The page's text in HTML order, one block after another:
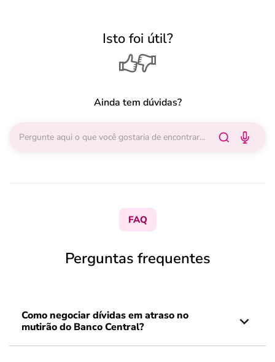
Isto foi útil?
Ainda tem dúvidas?
FAQ
Perguntas frequentes
Como negociar dívidas em atraso no
mutirão do Banco Central?